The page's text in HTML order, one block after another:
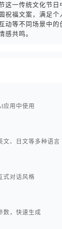
这一传统文化节日
祝福文案，满足个
动等不同场景中的
感共鸣。
应用中使用
文、日文等多种语言
式对话风格
数，快速生成